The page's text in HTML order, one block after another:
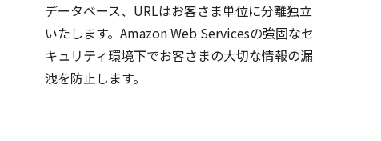
データベース、URLはお客さま単位に分離独立
いたします。Amazon Web Servicesの強固なセ
キュリティ環境下でお客さまの大切な情報の漏
洩を防止します。